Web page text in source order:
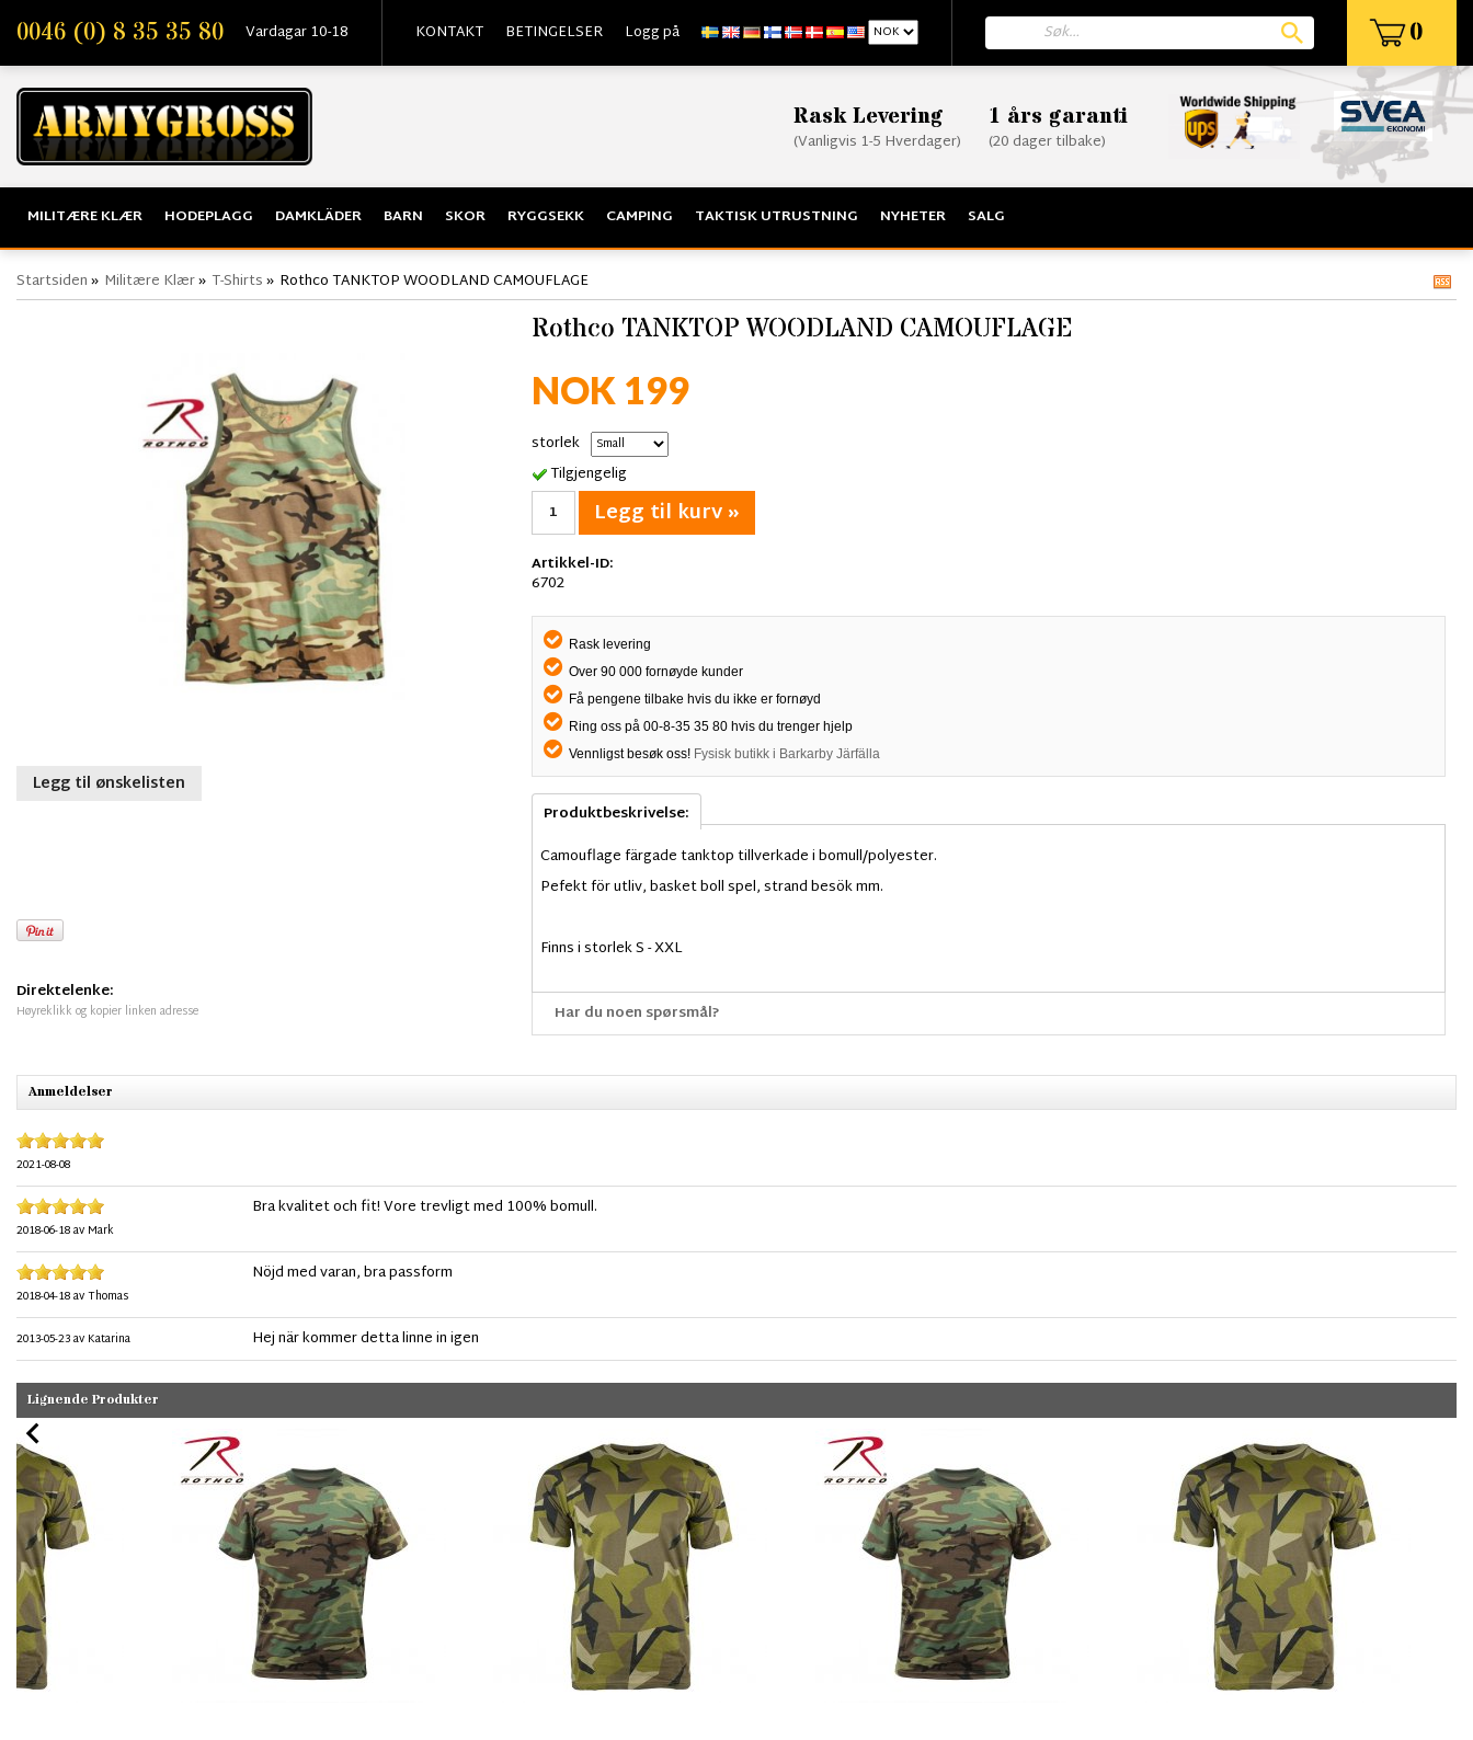
0046 (0) 8 35 35 80 Vardagar 10-18 KONTAKT BETINGELSER Logg på 0
Rask Levering
(Vanligvis 1-5 Hverdager)
1 års garanti
(20 dager tilbake)
MILITÆRE KLÆR HODEPLAGG DAMKLÄDER BARN SKOR RYGGSEKK CAMPING TAKTISK UTRUSTNING NYHETER SALG
Startsiden» Militære Klær» T-Shirts» Rothco TANKTOP WOODLAND CAMOUFLAGE
Legg til ønskelisten
Direktelenke:
Høyreklikk og kopier linken adresse
Rothco TANKTOP WOODLAND CAMOUFLAGE
NOK 199
storlek
Tilgjengelig
Legg til kurv »
Artikkel-ID:
6702
Rask levering
Over 90 000 fornøyde kunder
Få pengene tilbake hvis du ikke er fornøyd
Ring oss på 00-8-35 35 80 hvis du trenger hjelp
Vennligst besøk oss! Fysisk butikk i Barkarby Järfälla
Produktbeskrivelse:
Camouflage färgade tanktop tillverkade i bomull/polyester.
Pefekt för utliv, basket boll spel, strand besök mm.
Finns i storlek S - XXL
Har du noen spørsmål?
Anmeldelser
2021-08-08
2018-06-18av Mark
Bra kvalitet och fit! Vore trevligt med 100% bomull.
2018-04-18avThomas
Nöjd med varan, bra passform
2013-05-23av Katarina Hej när kommer detta linne in igen
Lignende Produkter